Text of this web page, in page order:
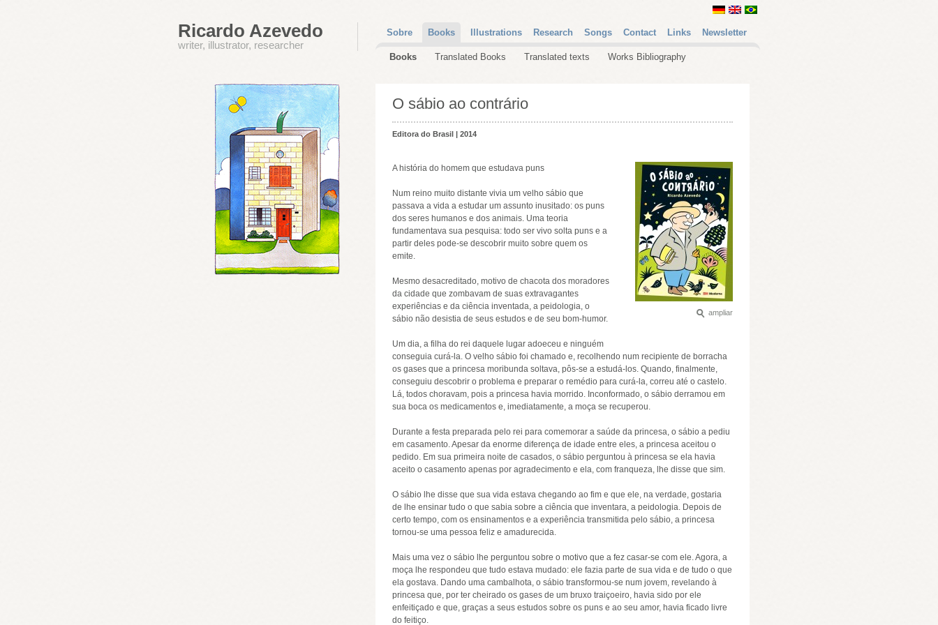
Ricardo Azevedo
writer, illustrator, researcher
Sobre Books Illustrations Research Songs Contact Links Newsletter
Books Translated Books Translated texts Works Bibliography
O sábio ao contrário
Editora do Brasil | 2014
ampliar
A história do homem que estudava puns
Num reino muito distante vivia um velho sábio que
passava a vida a estudar um assunto inusitado: os puns
dos seres humanos e dos animais. Uma teoria
fundamentava sua pesquisa: todo ser vivo solta puns e a
partir deles pode-se descobrir muito sobre quem os
emite.
Mesmo desacreditado, motivo de chacota dos moradores
da cidade que zombavam de suas extravagantes
experiências e da ciência inventada, a peidologia, o
sábio não desistia de seus estudos e de seu bom-humor.
Um dia, a filha do rei daquele lugar adoeceu e ninguém
conseguia curá-la. O velho sábio foi chamado e, recolhendo num recipiente de borracha
os gases que a princesa moribunda soltava, pôs-se a estudá-los. Quando, finalmente,
conseguiu descobrir o problema e preparar o remédio para curá-la, correu até o castelo.
Lá, todos choravam, pois a princesa havia morrido. Inconformado, o sábio derramou em
sua boca os medicamentos e, imediatamente, a moça se recuperou.
Durante a festa preparada pelo rei para comemorar a saúde da princesa, o sábio a pediu
em casamento. Apesar da enorme diferença de idade entre eles, a princesa aceitou o
pedido. Em sua primeira noite de casados, o sábio perguntou à princesa se ela havia
aceito o casamento apenas por agradecimento e ela, com franqueza, lhe disse que sim.
O sábio lhe disse que sua vida estava chegando ao fim e que ele, na verdade, gostaria
de lhe ensinar tudo o que sabia sobre a ciência que inventara, a peidologia. Depois de
certo tempo, com os ensinamentos e a experiência transmitida pelo sábio, a princesa
tornou-se uma pessoa feliz e amadurecida.
Mais uma vez o sábio lhe perguntou sobre o motivo que a fez casar-se com ele. Agora, a
moça lhe respondeu que tudo estava mudado: ele fazia parte de sua vida e de tudo o que
ela gostava. Dando uma cambalhota, o sábio transformou-se num jovem, revelando à
princesa que, por ter cheirado os gases de um bruxo traiçoeiro, havia sido por ele
enfeitiçado e que, graças a seus estudos sobre os puns e ao seu amor, havia ficado livre
do feitiço.